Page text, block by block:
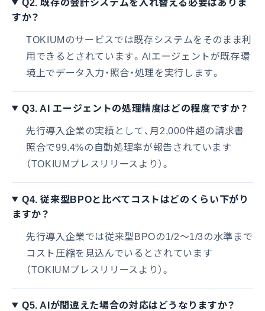
Q2. 既存の会計システムを入れ替える必要はありま
すか？
TOKIUMのサービスでは既存システムをそのまま利
用できるとされています。AIエージェントが既存環
境上でデータ入力・照合・処理を実行します。
Q3. AI エージェントの処理精度はどの程度ですか？
先行導入企業の実績として、月2,000件超の請求書
照合で99.4%の自動処理率が報告されています
（TOKIUMプレスリリースより）。
Q4. 従来型BPOと比べてコストはどのくらい下がり
ますか？
先行導入企業では従来型BPOの1/2〜1/3の水準まで
コスト圧縮を見込んでいるとされています
（TOKIUMプレスリリースより）。
Q5. AIが間違えた場合の対応はどうなりますか？